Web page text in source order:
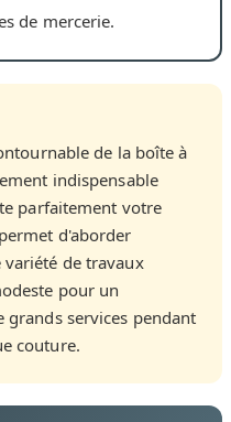
de mercerie.
de la boîte à
indispensable
parfaitement votre
d'aborder
de travaux
pour un
grands services pendant
couture.